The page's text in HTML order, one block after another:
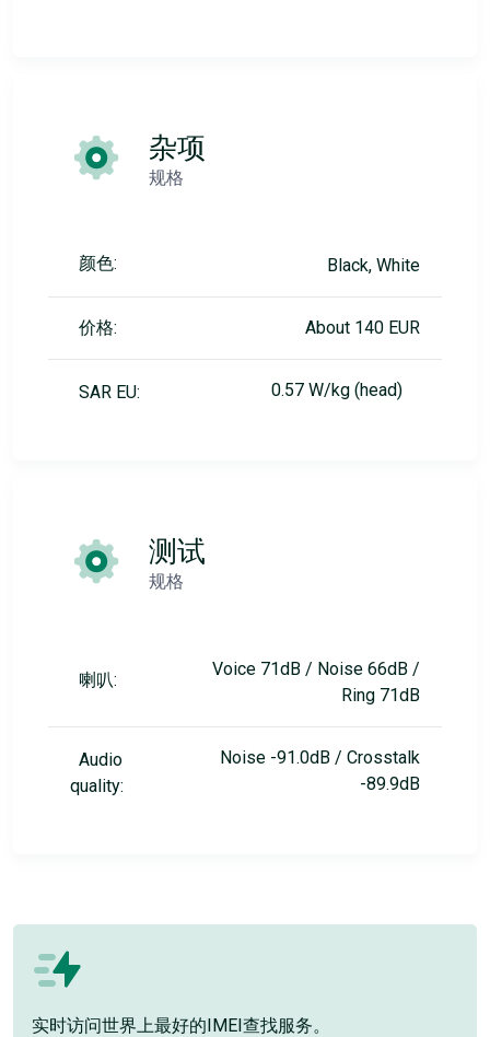
杂项
规格
颜色: Black, White
价格: About 140 EUR
SAR EU: 0.57 W/kg (head)
测试
规格
喇叭:
Voice 71dB / Noise 66dB /
Ring 71dB
Audio
quality:
Noise -91.0dB / Crosstalk
-89.9dB
实时访问世界上最好的IMEI查找服务。